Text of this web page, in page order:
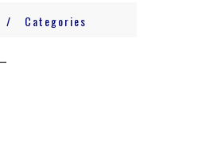
Categories